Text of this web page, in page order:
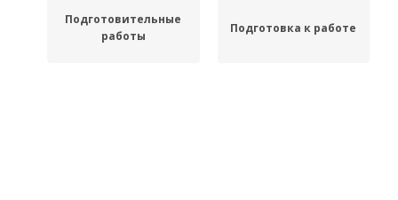
Подготовительные
работы
Подготовка к работе